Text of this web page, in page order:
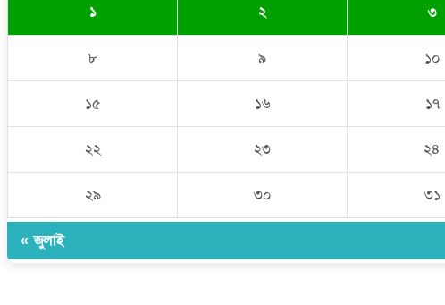
১ ২ ৩
৮ ৯ ১০
১৫ ১৬ ১৭
২২ ২৩ ২৪
২৯ ৩০ ৩১
« জুলাই